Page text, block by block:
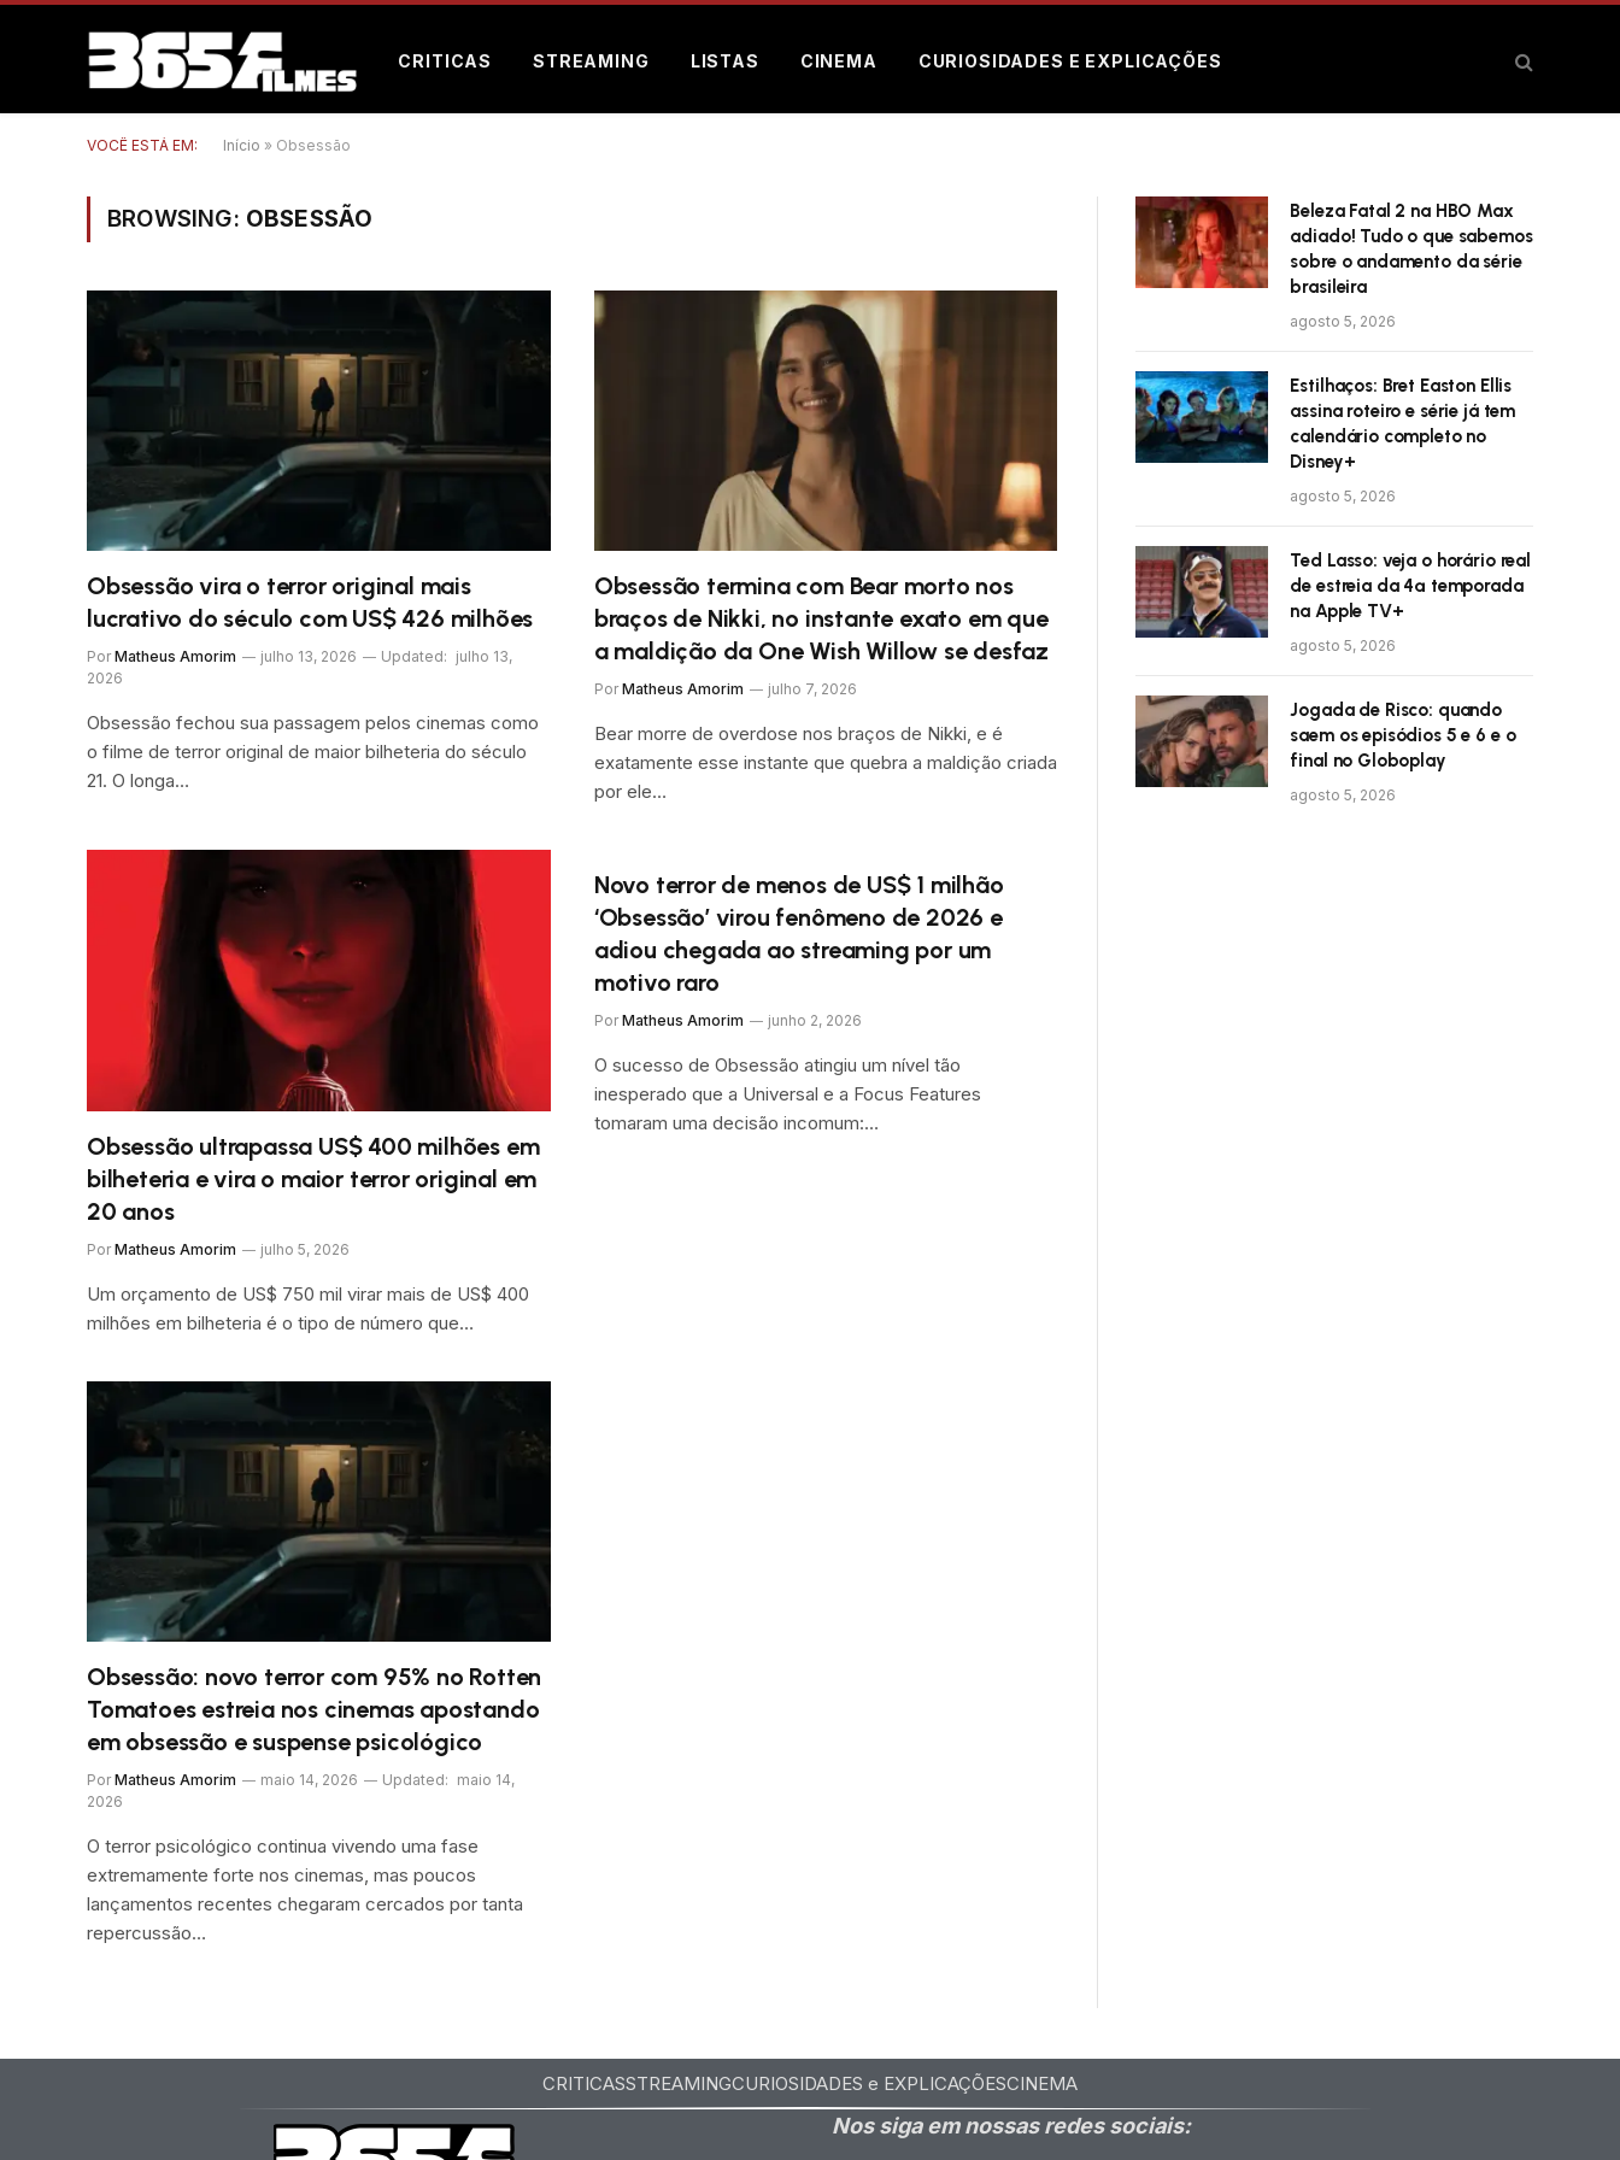
CRITICAS STREAMING LISTAS CINEMA CURIOSIDADES E EXPLICAÇÕES
VOCÊ ESTÁ EM: Início » Obsessão
BROWSING: OBSESSÃO
Obsessão vira o terror original mais
lucrativo do século com US$ 426 milhões
Por Matheus Amorim julho 13, 2026 Updated: julho 13,
2026
Obsessão fechou sua passagem pelos cinemas como
o filme de terror original de maior bilheteria do século
21. O longa…
Obsessão termina com Bear morto nos
braços de Nikki, no instante exato em que
a maldição da One Wish Willow se desfaz
Por Matheus Amorim julho 7, 2026
Bear morre de overdose nos braços de Nikki, e é
exatamente esse instante que quebra a maldição criada
por ele…
Obsessão ultrapassa US$ 400 milhões em
bilheteria e vira o maior terror original em
20 anos
Por Matheus Amorim julho 5, 2026
Um orçamento de US$ 750 mil virar mais de US$ 400
milhões em bilheteria é o tipo de número que…
Novo terror de menos de US$ 1 milhão
‘Obsessão’ virou fenômeno de 2026 e
adiou chegada ao streaming por um
motivo raro
Por Matheus Amorim junho 2, 2026
O sucesso de Obsessão atingiu um nível tão
inesperado que a Universal e a Focus Features
tomaram uma decisão incomum:…
Obsessão: novo terror com 95% no Rotten
Tomatoes estreia nos cinemas apostando
em obsessão e suspense psicológico
Por Matheus Amorim maio 14, 2026 Updated: maio 14,
2026
O terror psicológico continua vivendo uma fase
extremamente forte nos cinemas, mas poucos
lançamentos recentes chegaram cercados por tanta
repercussão…
Beleza Fatal 2 na HBO Max
adiado! Tudo o que sabemos
sobre o andamento da série
brasileira
agosto 5, 2026
Estilhaços: Bret Easton Ellis
assina roteiro e série já tem
calendário completo no
Disney+
agosto 5, 2026
Ted Lasso: veja o horário real
de estreia da 4ª temporada
na Apple TV+
agosto 5, 2026
Jogada de Risco: quando
saem os episódios 5 e 6 e o
final no Globoplay
agosto 5, 2026
CRITICASSTREAMINGCURIOSIDADES e EXPLICAÇÕESCINEMA
Nos siga em nossas redes sociais: